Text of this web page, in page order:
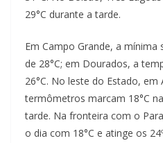
29°C durante a tarde.
Em Campo Grande, a mínima
de 28°C; em Dourados, a
26°C. No leste do Estado, em
termômetros marcam 18°C
tarde. Na fronteira com o
o dia com 18°C e atinge os